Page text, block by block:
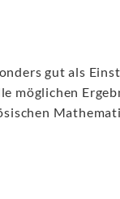
gut als
möglichen